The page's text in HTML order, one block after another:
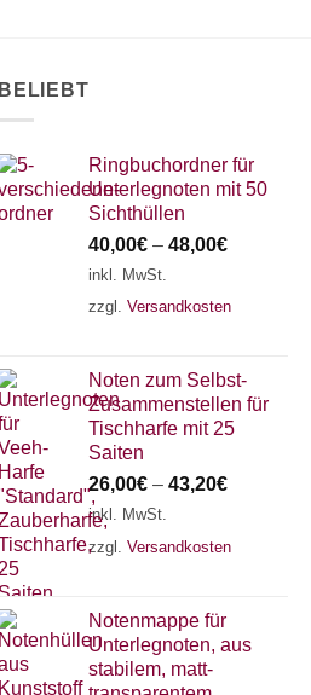
BELIEBT
Ringbuchordner für
Unterlegnoten mit 50
Sichthüllen
40,00€ – 48,00€
inkl. MwSt.
zzgl. Versandkosten
Noten zum Selbst-
Zusammenstellen für
Tischharfe mit 25
Saiten
26,00€ – 43,20€
inkl. MwSt.
zzgl. Versandkosten
Notenmappe für
Unterlegnoten, aus
stabilem, matt-